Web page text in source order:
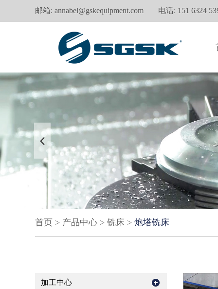
邮箱: annabel@gskequipment.com 电话: 151 6324
首页 > 产品中心 > 铣床 > 炮塔铣床
加工中心